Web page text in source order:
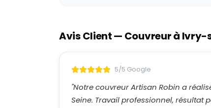
Avis Client — Couvreur à Ivry-
5/5 Google
"Notre couvreur Artisan Robin a
Seine. Travail professionnel, résultat